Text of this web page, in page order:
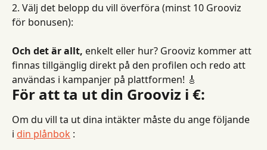
2. Välj det belopp du vill överföra (minst 10 Grooviz
för bonusen):
Och det är allt, enkelt eller hur? Grooviz kommer att
finnas tillgänglig direkt på den profilen och redo att
användas i kampanjer på plattformen! 🎸
För att ta ut din Grooviz i €:
Om du vill ta ut dina intäkter måste du ange följande
i din plånbok :